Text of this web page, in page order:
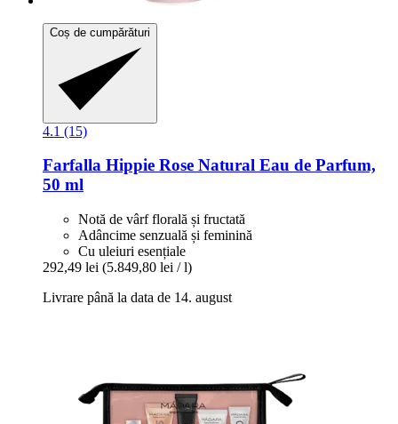
Coș de cumpărături
4.1 (15)
Farfalla Hippie Rose Natural Eau de Parfum,
50 ml
Notă de vârf florală și fructată
Adâncime senzuală și feminină
Cu uleiuri esențiale
292,49 lei (5.849,80 lei / l)
Livrare până la data de 14. august